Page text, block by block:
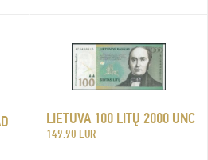
LIETUVA 100 LITŲ 2000 UNC
149.90 EUR